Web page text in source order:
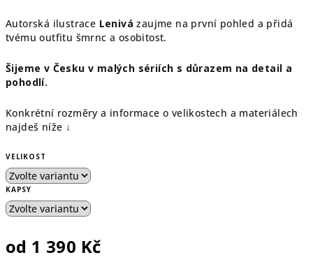
Autorská ilustrace Lenivázaujme na první pohled a přidá
tvému outfitu šmrnc a osobitost.
Šijeme v Česku v malých sériích s důrazem na detail a
pohodlí.
Konkrétní rozměry a informace o velikostech a materiálech
najdeš níže ↓
VELIKOST
KAPSY
od 1 390 Kč